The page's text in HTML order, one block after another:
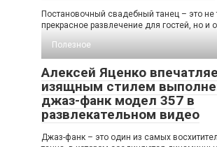
Постановочный свадебный танец – это не
прекрасное развлечение для гостей, но и
Полезное
Алексей Яценко
изящным стилем
джаз-фанк модел 357 в
развлекательном видео
Джаз-фанк – это один из самых